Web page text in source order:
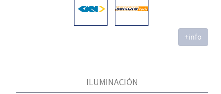
+info
ILUMINACIÓN